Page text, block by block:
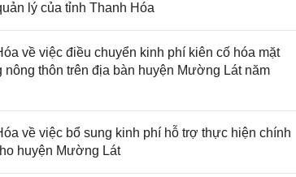
lý của tỉnh Thanh Hóa
về việc điều chuyển kinh phí kiên cố hóa mặt
thôn trên địa bàn huyện Mường Lát năm
về việc bổ sung kinh phí hỗ trợ thực hiện chính
huyện Mường Lát